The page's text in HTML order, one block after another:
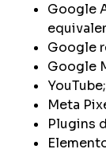
Google
Google
Google
YouTube;
Meta
Plugins